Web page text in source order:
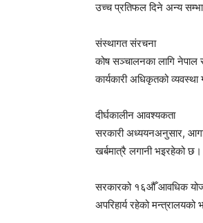
उच्च प्रतिफल दिने अन्य
संस्थागत संरचना
कोष सञ्चालनका लागि नेपाल
कार्यकारी अधिकृतको व्यवस्था
दीर्घकालीन आवश्यकता
सरकारी अध्ययनअनुसार,
खर्बमात्रै लगानी भइरहेको छ।
सरकारको १६औँ आवधिक
अपरिहार्य रहेको मन्त्रालयको